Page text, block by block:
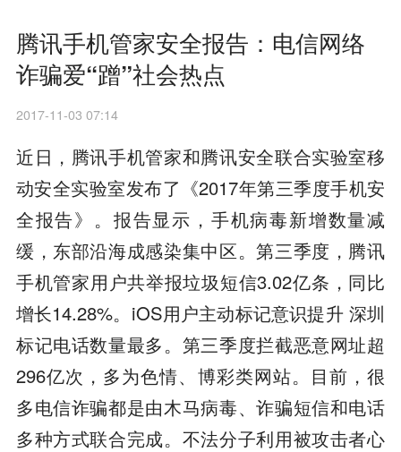
腾讯手机管家安全报告：电信网络
诈骗爱“蹭”社会热点
2017-11-03 07:14
近日，腾讯手机管家和腾讯安全联合实验室移
动安全实验室发布了《2017年第三季度手机安
全报告》。报告显示，手机病毒新增数量减
缓，东部沿海成感染集中区。第三季度，腾讯
手机管家用户共举报垃圾短信3.02亿条，同比
增长14.28%。iOS用户主动标记意识提升 深圳
标记电话数量最多。第三季度拦截恶意网址超
296亿次，多为色情、博彩类网站。目前，很
多电信诈骗都是由木马病毒、诈骗短信和电话
多种方式联合完成。不法分子利用被攻击者心